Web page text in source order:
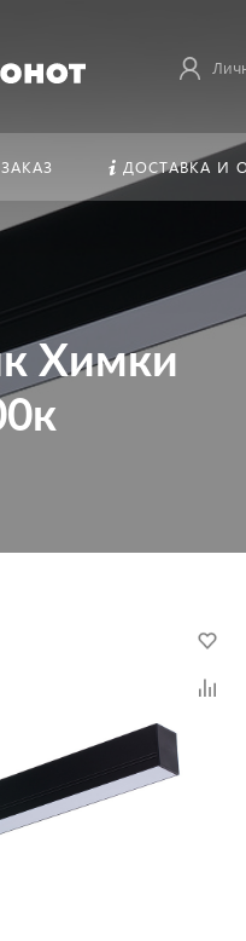
ДОСТАВКА И
Химки